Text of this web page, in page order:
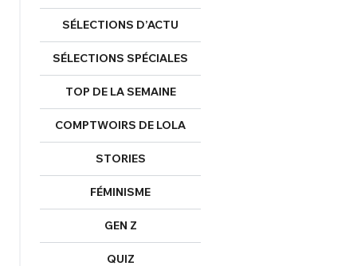
SÉLECTIONS D’ACTU
SÉLECTIONS SPÉCIALES
TOP DE LA SEMAINE
COMPTWOIRS DE LOLA
STORIES
FÉMINISME
GEN Z
QUIZ